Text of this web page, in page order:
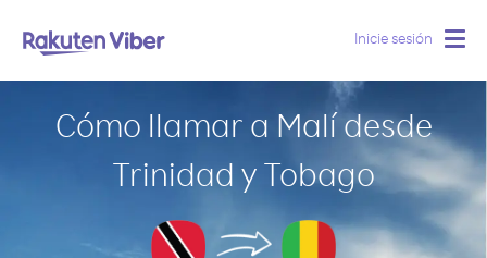
Inicie sesión
Cómo llamar a Malí desde
Trinidad y Tobago